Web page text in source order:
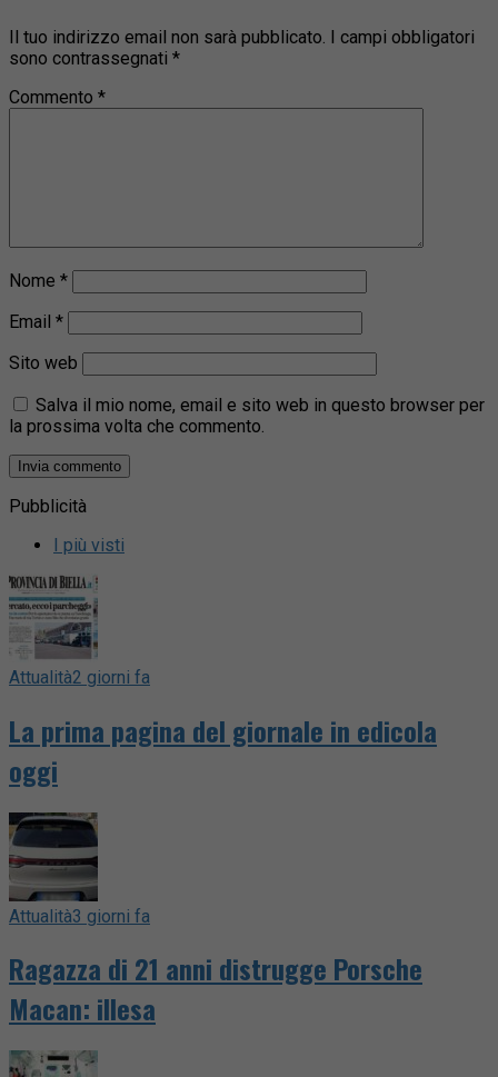
Il tuo indirizzo email non sarà pubblicato. I campi obbligatori
sono contrassegnati *
Commento *
Nome *
Email *
Sito web
Salva il mio nome, email e sito web in questo browser per
la prossima volta che commento.
Pubblicità
I più visti
Attualità2 giorni fa
La prima pagina del giornale in edicola
oggi
Attualità3 giorni fa
Ragazza di 21 anni distrugge Porsche
Macan: illesa